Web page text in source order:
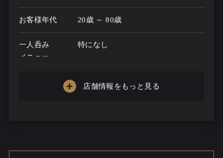
お客様年代 20歳 ～ 80歳
一人呑み
メニュー
特になし
20
店舗情報をもっと見る